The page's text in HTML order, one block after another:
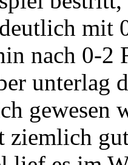
mit
nach 0-2
unterlag
gewesen
ziemlich